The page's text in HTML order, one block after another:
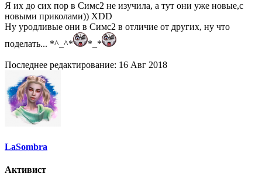
Я их до сих пор в Симс2 не изучила, а тут они уже новые,с
новыми приколами)) XDD
Ну уродливые они в Симс2 в отличие от других, ну что
поделать... *^_^*
*_*
Последнее редактирование: 16 Авг 2018
LaSombra
Активист